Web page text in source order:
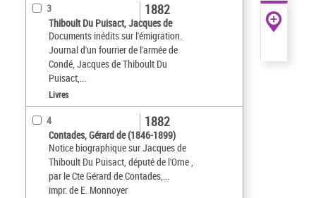
3
Thiboult Du Puisact, Jacques de
Documents inédits sur l'émigration.
Journal d'un fourrier de l'armée de
Condé, Jacques de Thiboult Du
Puisact,...
1882
Livres
4
Contades, Gérard de (1846-1899)
Notice biographique sur Jacques de
Thiboult Du Puisact, député de l'Orne ,
par le Cte Gérard de Contades,...
impr. de E. Monnoyer
1882